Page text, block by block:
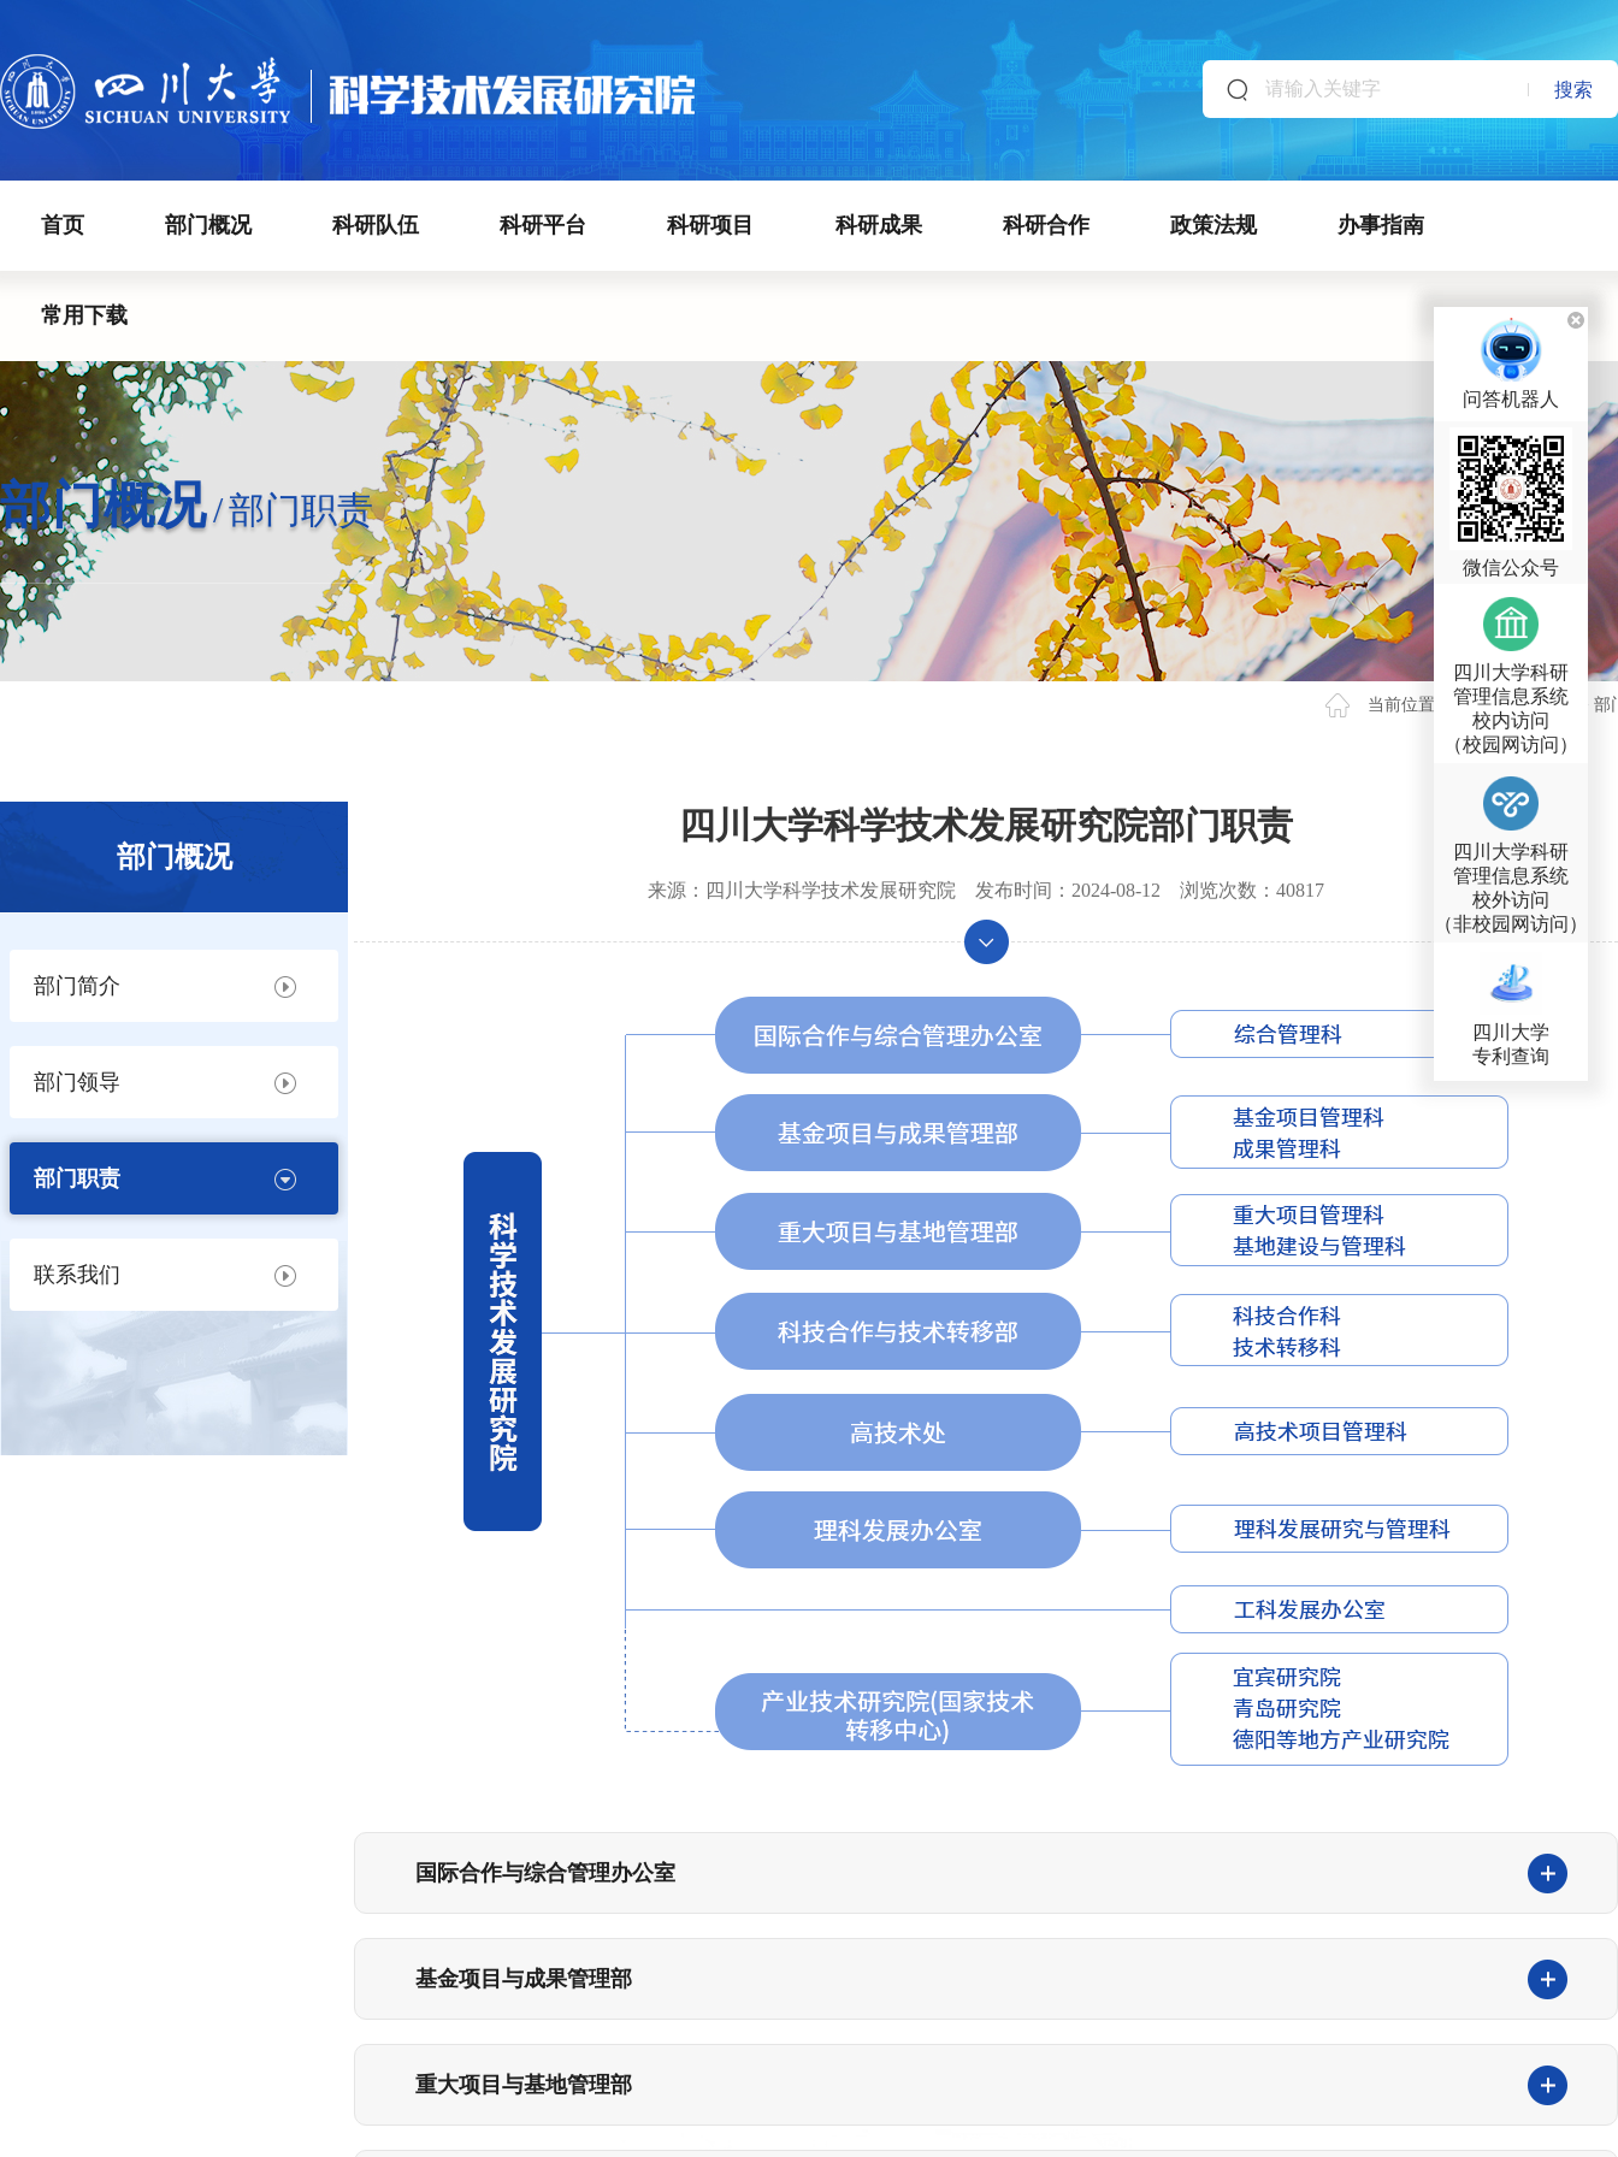
搜索
首页 部门概况 科研队伍 科研平台 科研项目 科研成果 科研合作 政策法规 办事指南
常用下载
部门概况/部门职责
当前位置 > 首页>部门概况 部
部门概况
部门简介
部门领导
部门职责
联系我们
四川大学科学技术发展研究院部门职责
来源： 四川大学科学技术发展研究院 发布时间： 2024-08-12 浏览次数： 40817
国际合作与综合管理办公室
基金项目与成果管理部
重大项目与基地管理部
问答机器人
微信公众号
四川大学科研
管理信息系统
校内访问
（校园网访问）
四川大学科研
管理信息系统
校外访问
（非校园网访问）
四川大学
专利查询